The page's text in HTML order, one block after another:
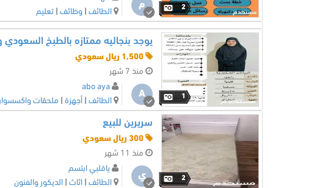
2 م
الطائف |وظائف |تعليم
1
يوجد بنجاليه ممتازه بالطبخ
1,500 ريال سعودي
منذ 7 شهر
A
abo aya
الطائف
أجهزة ملحقات
2
سريرين للبيع
300 ريال سعودي
منذ 11 شهر
ي
ياقلبي ابتسم
الطائف
اثاث الديكور والفنون